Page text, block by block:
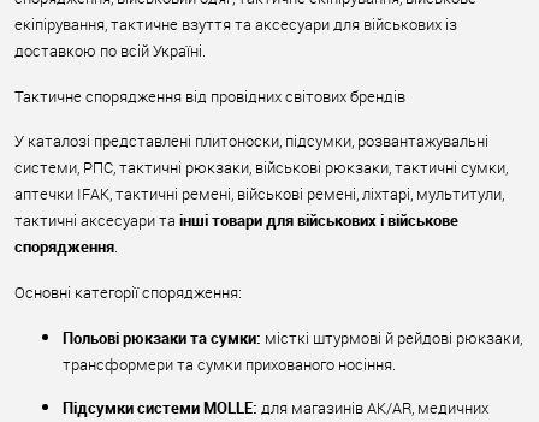
екіпірування, тактичне взуття та аксесуари для військових із
доставкою по всій Україні.
Тактичне спорядження від провідних світових брендів
У каталозі представлені плитоноски, підсумки, розвантажувальні
системи, РПС, тактичні рюкзаки, військові рюкзаки, тактичні сумки,
аптечки IFAK, тактичні ремені, військові ремені, ліхтарі, мультитули,
тактичні аксесуари та інші товари для військових і військове
спорядження.
Основні категорії спорядження:
Польові рюкзаки та сумки: місткі штурмові й рейдові рюкзаки,
трансформери та сумки прихованого носіння.
Підсумки системи MOLLE: для магазинів АК/AR, медичних